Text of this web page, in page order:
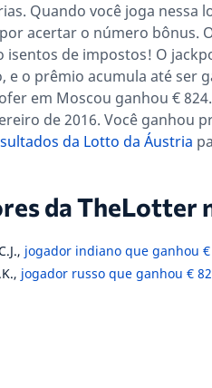
Quando você joga nessa
acertar o número bônus.
isentos de impostos! O
e o prêmio acumula até ser
em Moscou ganhou €
de 2016. Você ganhou
da Lotto da Áustria
da TheLotter
jogador indiano que ganhou
jogador russo que ganhou €